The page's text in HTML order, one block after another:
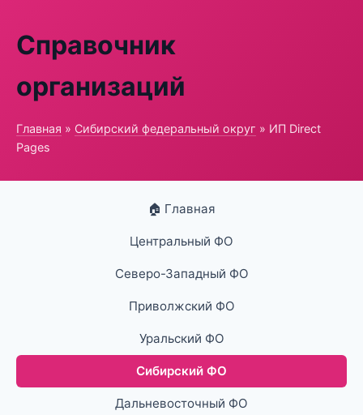
Справочник
организаций
Главная » Сибирский федеральный округ » ИП Direct
Pages
🏠 Главная
Центральный ФО
Северо-Западный ФО
Приволжский ФО
Уральский ФО
Сибирский ФО
Дальневосточный ФО